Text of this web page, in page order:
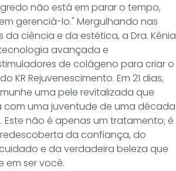
não está em parar o tempo,
gerenciá-lo." Mergulhando nas
da ciência e da estética, a Dra. Kênia
avançada e
de colágeno para criar o
KR Rejuvenescimento. Em 21 dias,
uma pele revitalizada que
com uma juventude de uma década
Este não é apenas um tratamento; é
da confiança, do
e da verdadeira beleza que
em ser você.